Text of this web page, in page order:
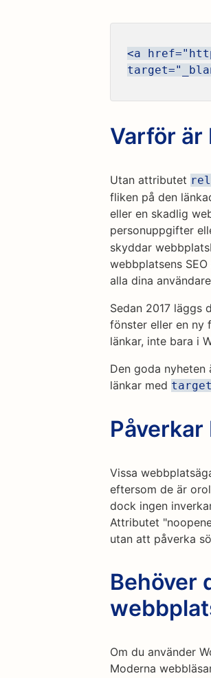
<a
Varför är
Utan attributet
fliken på den
eller en skadlig
personuppgifter
skyddar
webbplatsens
alla dina
Sedan 2017
fönster eller en ny
länkar, inte bara i
Den goda
länkar med
Påverkar
Vissa
eftersom de är
dock ingen
Attributet
utan att påverka
Behöver
Om du använder
Moderna